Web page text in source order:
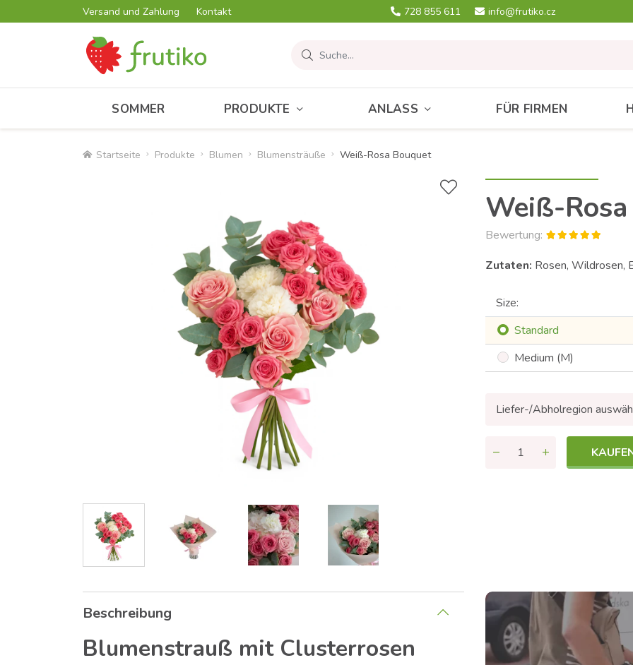
Versand und Zahlung Kontakt 728 855 611 info@frutiko.cz
SOMMER PRODUKTE ANLASS FÜR FIRMEN
Startseite Produkte Blumen Blumensträuße Weiß-Rosa Bouquet
Weiß-
Bewertung:
Zutaten: Rosen, Wildrosen,
Size:
Standard
Medium (M)
Liefer-/Abholregion
Beschreibung
Blumenstrauß mit Clusterrosen